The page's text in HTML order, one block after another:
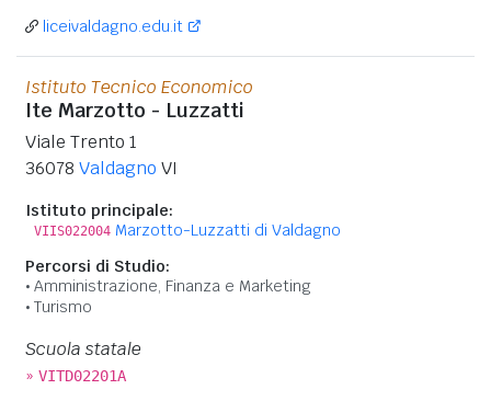
liceivaldagno.edu.it
Istituto Tecnico Economico
Ite Marzotto - Luzzatti
Viale Trento 1
36078 Valdagno VI
Istituto principale:
VIIS022004 Marzotto-Luzzatti di Valdagno
Percorsi di Studio:
Amministrazione, Finanza e Marketing
Turismo
Scuola statale
» VITD02201A